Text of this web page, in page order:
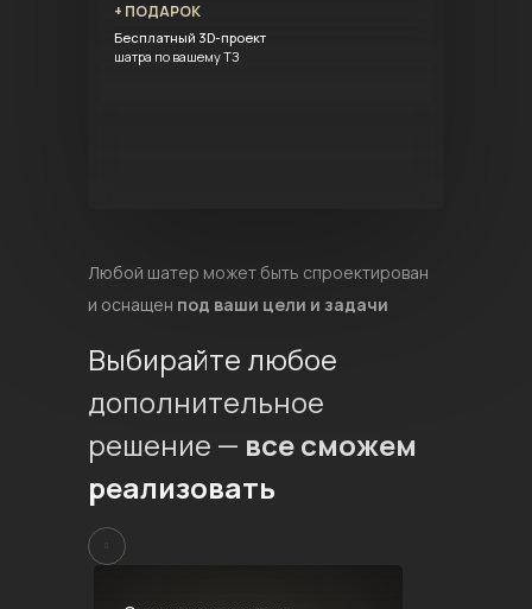
+ ПОДАРОК
Бесплатный 3D-проект
шатра по вашему ТЗ
Любой шатер может быть спроектирован
и оснащен под ваши цели и задачи
Выбирайте любое
дополнительное
решение — все сможем
реализовать